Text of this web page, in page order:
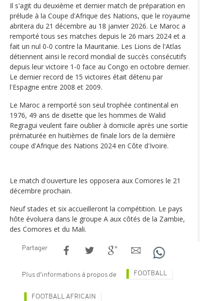
Il s'agit du deuxième et dernier match de préparation en
prélude à la Coupe d'Afrique des Nations, que le royaume
abritera du 21 décembre au 18 janvier 2026. Le Maroc a
remporté tous ses matches depuis le 26 mars 2024 et a
fait un nul 0-0 contre la Mauritanie. Les Lions de l'Atlas
détiennent ainsi le record mondial de succès consécutifs
depuis leur victoire 1-0 face au Congo en octobre dernier.
Le dernier record de 15 victoires était détenu par
l'Espagne entre 2008 et 2009.
Le Maroc a remporté son seul trophée continental en
1976, 49 ans de disette que les hommes de Walid
Regragui veulent faire oublier à domicile après une sortie
prématurée en huitièmes de finale lors de la dernière
coupe d'Afrique des Nations 2024 en Côte d'Ivoire.
Le match d'ouverture les opposera aux Comores le 21
décembre prochain.
Neuf stades et six accueilleront la compétition. Le pays
hôte évoluera dans le groupe A aux côtés de la Zambie,
des Comores et du Mali.
Partager
Plus d'informations à propos de FOOTBALL
FOOTBALL AFRICAIN